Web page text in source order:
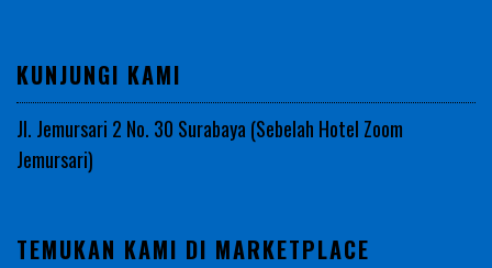
KUNJUNGI KAMI
Jl. Jemursari 2 No. 30 Surabaya (Sebelah Hotel Zoom
Jemursari)
TEMUKAN KAMI DI MARKETPLACE